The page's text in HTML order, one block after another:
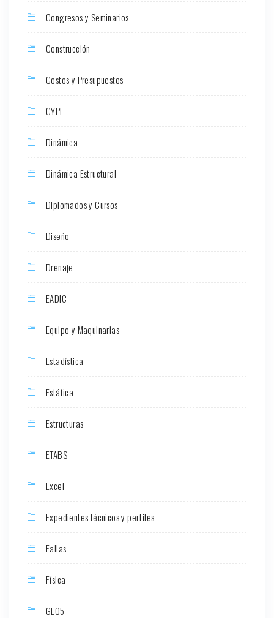
Congresos y Seminarios
Construcción
Costos y Presupuestos
CYPE
Dinámica
Dinámica Estructural
Diplomados y Cursos
Diseño
Drenaje
EADIC
Equipo y Maquinarias
Estadística
Estática
Estructuras
ETABS
Excel
Expedientes técnicos y perfiles
Fallas
Física
GEO5